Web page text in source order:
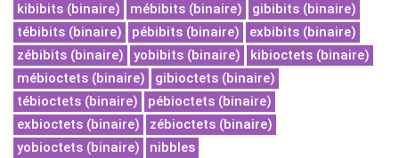
kibibits (binaire)
mébibits (binaire)
gibibits (binaire)
tébibits (binaire)
pébibits (binaire)
exbibits (binaire)
zébibits (binaire)
yobibits (binaire)
kibioctets (binaire)
mébioctets (binaire)
gibioctets (binaire)
tébioctets (binaire)
pébioctets (binaire)
exbioctets (binaire)
zébioctets (binaire)
yobioctets (binaire)
nibbles